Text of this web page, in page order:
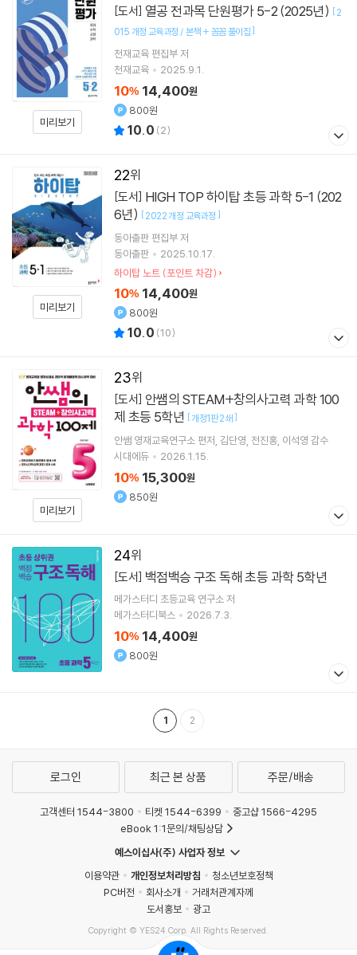
미리보기
[도서] 열공 전과목 단원평가 5-2 (2025년) [2
015 개정 교육과정 / 본책 + 꼼꼼 풀이집]
천재교육 편집부 저
천재교육
2025.9.1.
10% 14,400원
800원
10.0 (2)
22
미리보기
[도서]
6년) [2022 개정 교육과정 ]
동아출판 편집부저
동아출판
2025.10.17.
하이탑 노트 (포인트 차감)
10% 14,400원
800원
10.0 (10)
23
미리보기
[도서]
제 초등 5학년 [개정1판 2쇄]
안쌤 영재교육연구소 편저 김단영 전진홍 이석영 감수
시대에듀
2026.1.15.
10% 15,300원
850원
24
[도서] 백점백승 구조 독해 초등 과학 5학년
메가스터디 초등교육 연구소 저
메가스터디북스
2026.7.3.
10% 14,400원
800원
1 2
로그인 최근 본 상품 주문/배송
고객센터 1544-3800 티켓 1544-6399
중고샵 1566-4295
eBook 1:1문의/채팅상담
예스이십사(주) 사업자 정보
이용약관
개인정보처리방침
청소년보호정책
PC버전
회사소개
거래처관계자께
도서홍보
광고
Copyright © YES24 Corp. All Rights Reserved.